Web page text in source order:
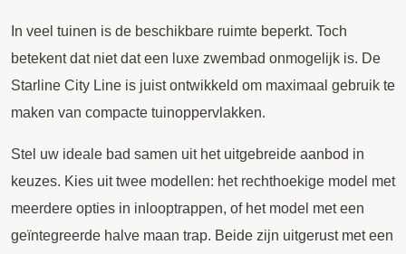
In veel tuinen is de beschikbare ruimte beperkt. Toch
betekent dat niet dat een luxe zwembad onmogelijk is. De
Starline City Line is juist ontwikkeld om maximaal gebruik te
maken van compacte tuinoppervlakken.
Stel uw ideale bad samen uit het uitgebreide aanbod in
keuzes. Kies uit twee modellen: het rechthoekige model met
meerdere opties in inlooptrappen, of het model met een
geïntegreerde halve maan trap. Beide zijn uitgerust met een